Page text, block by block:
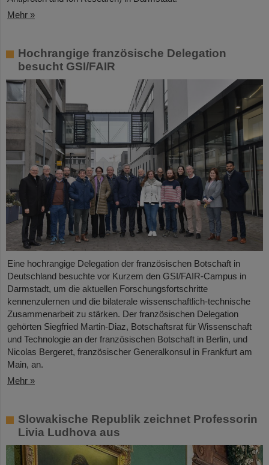
Mehr »
Hochrangige französische Delegation
besucht GSI/FAIR
Eine hochrangige Delegation der französischen Botschaft in
Deutschland besuchte vor Kurzem den GSI/FAIR-Campus in
Darmstadt, um die aktuellen Forschungsfortschritte
kennenzulernen und die bilaterale wissenschaftlich-technische
Zusammenarbeit zu stärken. Der französischen Delegation
gehörten Siegfried Martin-Diaz, Botschaftsrat für Wissenschaft
und Technologie an der französischen Botschaft in Berlin, und
Nicolas Bergeret, französischer Generalkonsul in Frankfurt am
Main, an.
Mehr »
Slowakische Republik zeichnet Professorin
Livia Ludhova aus